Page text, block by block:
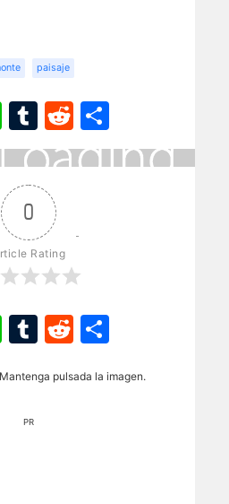
paisaje
LineTumblr
Reddit
0
Rating
LineTumblr
Reddit
pulsada la imagen.
PR